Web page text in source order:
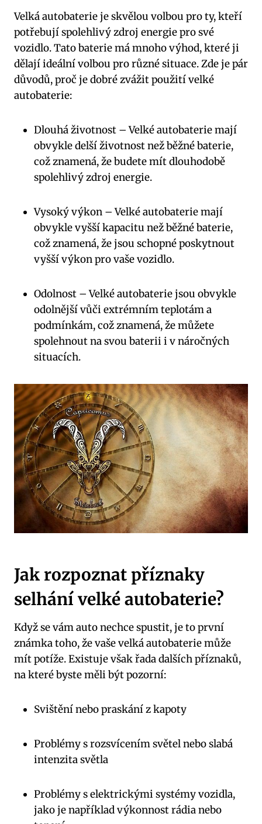
Velká​ autobaterie je skvělou​ volbou pro⁢ ty, kteří
potřebují spolehlivý ⁣zdroj energie pro své
vozidlo. ⁢Tato baterie má mnoho výhod, ‌které ⁤ji
dělají‍ ideální volbou pro⁣ různé​ situace. ⁣Zde je pár
⁢důvodů, proč je dobré zvážit použití⁢ velké⁤
autobaterie:
Dlouhá životnost – Velké autobaterie mají
⁢obvykle​ delší životnost⁣ než běžné ​baterie,
což znamená, že budete mít dlouhodobě
‌spolehlivý ⁣zdroj energie.
Vysoký výkon – Velké autobaterie mají⁤
obvykle vyšší kapacitu než běžné baterie,​
což znamená, že⁣ jsou schopné⁤ poskytnout​
vyšší výkon⁣ pro⁢ vaše vozidlo.
Odolnost – ‍Velké ⁣autobaterie jsou obvykle
odolnější vůči extrémním ⁢teplotám a
podmínkám, což znamená, že ‍můžete
spolehnout na ⁤svou baterii i​ v náročných
situacích.
Jak‌ rozpoznat‌ příznaky
‍selhání‍ velké autobaterie?
Když ⁣se ‌vám​ auto nechce ‌spustit,‌ je to první
známka‍ toho, že​ vaše velká autobaterie může
‍mít potíže. Existuje však ⁣řada dalších příznaků,
na které byste měli být pozorní:
Svištění⁣ nebo ​praskání z kapoty
Problémy s ⁢rozsvícením světel nebo⁢ slabá
intenzita světla
Problémy s elektrickými systémy vozidla, ​
jako ‌je například výkonnost rádia nebo